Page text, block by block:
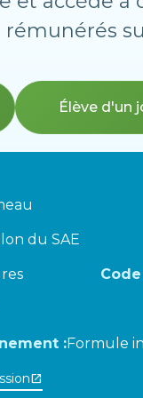
Élève d'un
du SAE
Code
:Formule
open_in_new